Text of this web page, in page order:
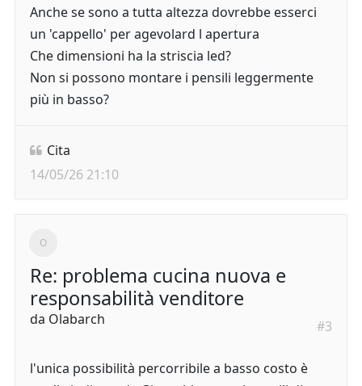
Anche se sono a tutta altezza dovrebbe esserci
un 'cappello' per agevolard l apertura
Che dimensioni ha la striscia led?
Non si possono montare i pensili leggermente
più in basso?
Cita
14/05/26 21:10
Re: problema cucina nuova e
responsabilità venditore
#3
da Olabarch
l'unica possibilità percorribile a basso costo è